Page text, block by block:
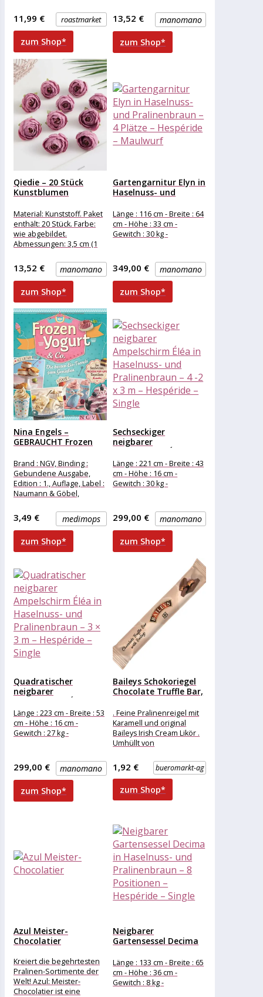
köstlichen
Nougatstückchen.
Abgerundet wird das
Geschmackserlebnis
durch das typische
roastmarket
11,99 €
zum Shop*
Verwendungsmöglichkeiten:
Geburtstagslieferung,
manomano
13,52 €
zum Shop*
Qiedie – 20 Stück
Kunstblumen
Material: Kunststoff. Paket
enthält: 20 Stück. Farbe:
wie abgebildet.
Abmessungen: 3,5 cm (1
Verwendungsmöglichkeiten:
Geburtstagslieferung,
manomano
13,52 €
zum Shop*
Gartengarnitur Elyn in
Haselnuss- und
Länge : 116 cm - Breite : 64
cm - Höhe : 33 cm -
Gewitch : 30 kg -
manomano
349,00 €
zum Shop*
Nina Engels –
GEBRAUCHT Frozen
Brand : NGV, Binding :
Gebundene Ausgabe,
Edition : 1., Auflage, Label :
Naumann & Göbel,
medimops
3,49 €
zum Shop*
Sechseckiger
neigbarer
Haselnuss- und...
Länge : 221 cm - Breite : 43
cm - Höhe : 16 cm -
Gewitch : 30 kg -
manomano
299,00 €
zum Shop*
Quadratischer
neigbarer
Haselnuss- und...
Länge : 223 cm - Breite : 53
cm - Höhe : 16 cm -
Gewitch : 27 kg -
manomano
299,00 €
zum Shop*
Baileys Schokoriegel
Chocolate Truffle Bar,
. Feine Pralinenreigel mit
Karamell und original
Baileys Irish Cream Likör .
Umhüllt von
Milchschokolade
Merkmale: Ausführung:
Kleinpackung weitere
bueromarkt-ag
1,92 €
zum Shop*
Azul Meister-
Chocolatier
Kreiert die begehrtesten
Pralinen-Sortimente der
Welt! Azul: Meister-
Chocolatier ist eine
Neigbarer
Gartensessel Decima
Pralinenbraun...
Länge : 133 cm - Breite : 65
cm - Höhe : 36 cm -
Gewitch : 8 kg -